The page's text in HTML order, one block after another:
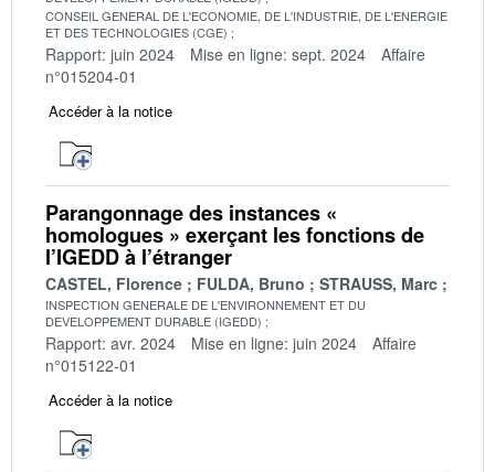
CONSEIL GENERAL DE L'ECONOMIE, DE L'INDUSTRIE, DE L'ENERGIE
ET DES TECHNOLOGIES (CGE)
Rapport: juin 2024 Mise en ligne: sept. 2024
Affaire
n°015204-01
Accéder à la notice
Parangonnage des instances «
homologues » exerçant les fonctions de
l’IGEDD à l’étranger
CASTEL, Florence FULDA, Bruno STRAUSS, Marc
INSPECTION GENERALE DE L'ENVIRONNEMENT ET DU
DEVELOPPEMENT DURABLE (IGEDD)
Rapport: avr. 2024 Mise en ligne: juin 2024
Affaire
n°015122-01
Accéder à la notice